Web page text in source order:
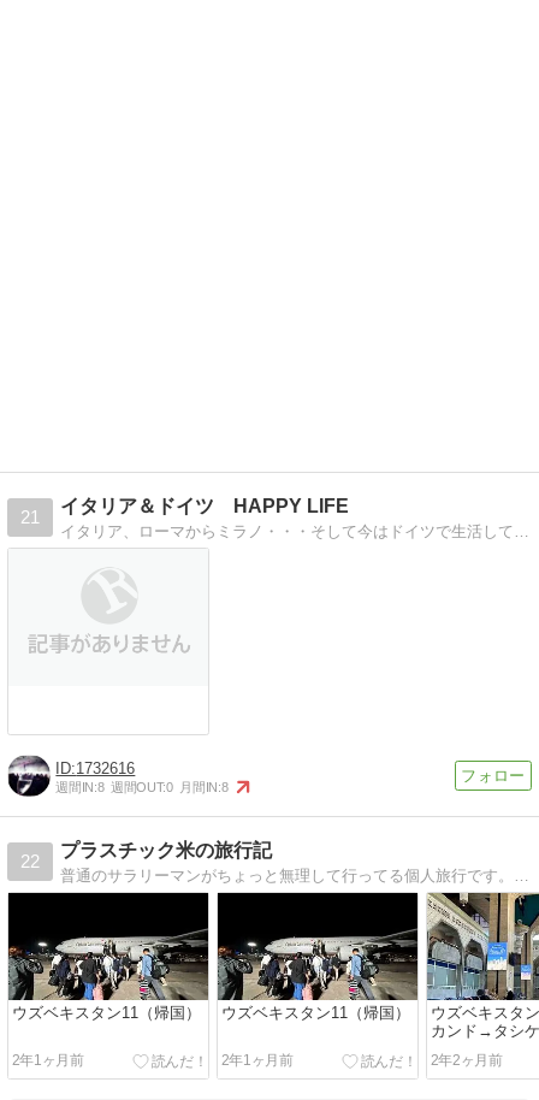
21
イタリア＆ドイツ HAPPY LIFE
イタリア、ローマからミラノ・・・そして今はドイツで生活しています。海外旅行・ファッション・カメラ・美味しいモノを食べる事・サッカー観戦・可愛い雑貨やカフェなど
1732616
週間IN:8 週間OUT:0 月間IN:8
22
プラスチック米の旅行記
普通のサラリーマンがちょっと無理して行ってる個人旅行です。暇つぶしにどうぞ。
ウズベキスタン11（帰国）
2年1ヶ月前
ウズベキスタン11（帰国）
2年1ヶ月前
ウズベキスタ
カンド→タシ
2年2ヶ月前